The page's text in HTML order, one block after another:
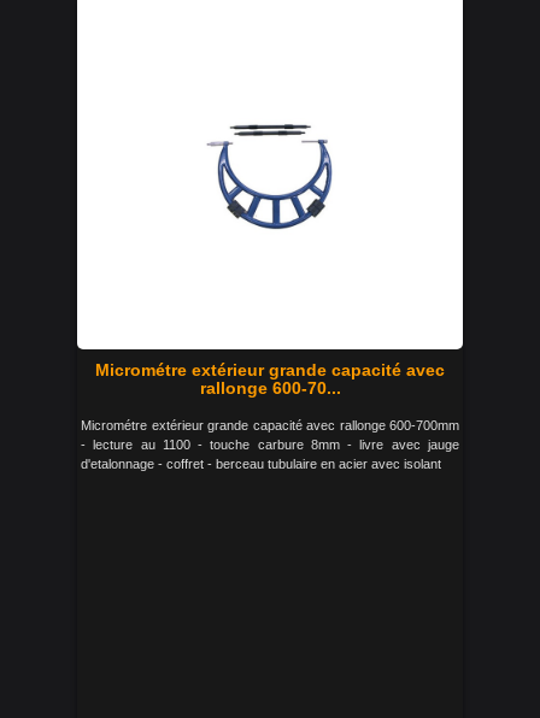
Micrométre extérieur grande capacité avec
rallonge 600-70...
Micrométre extérieur grande capacité avec rallonge 600-700mm
- lecture au 1100 - touche carbure 8mm - livre avec jauge
d'etalonnage - coffret - berceau tubulaire en acier avec isolant